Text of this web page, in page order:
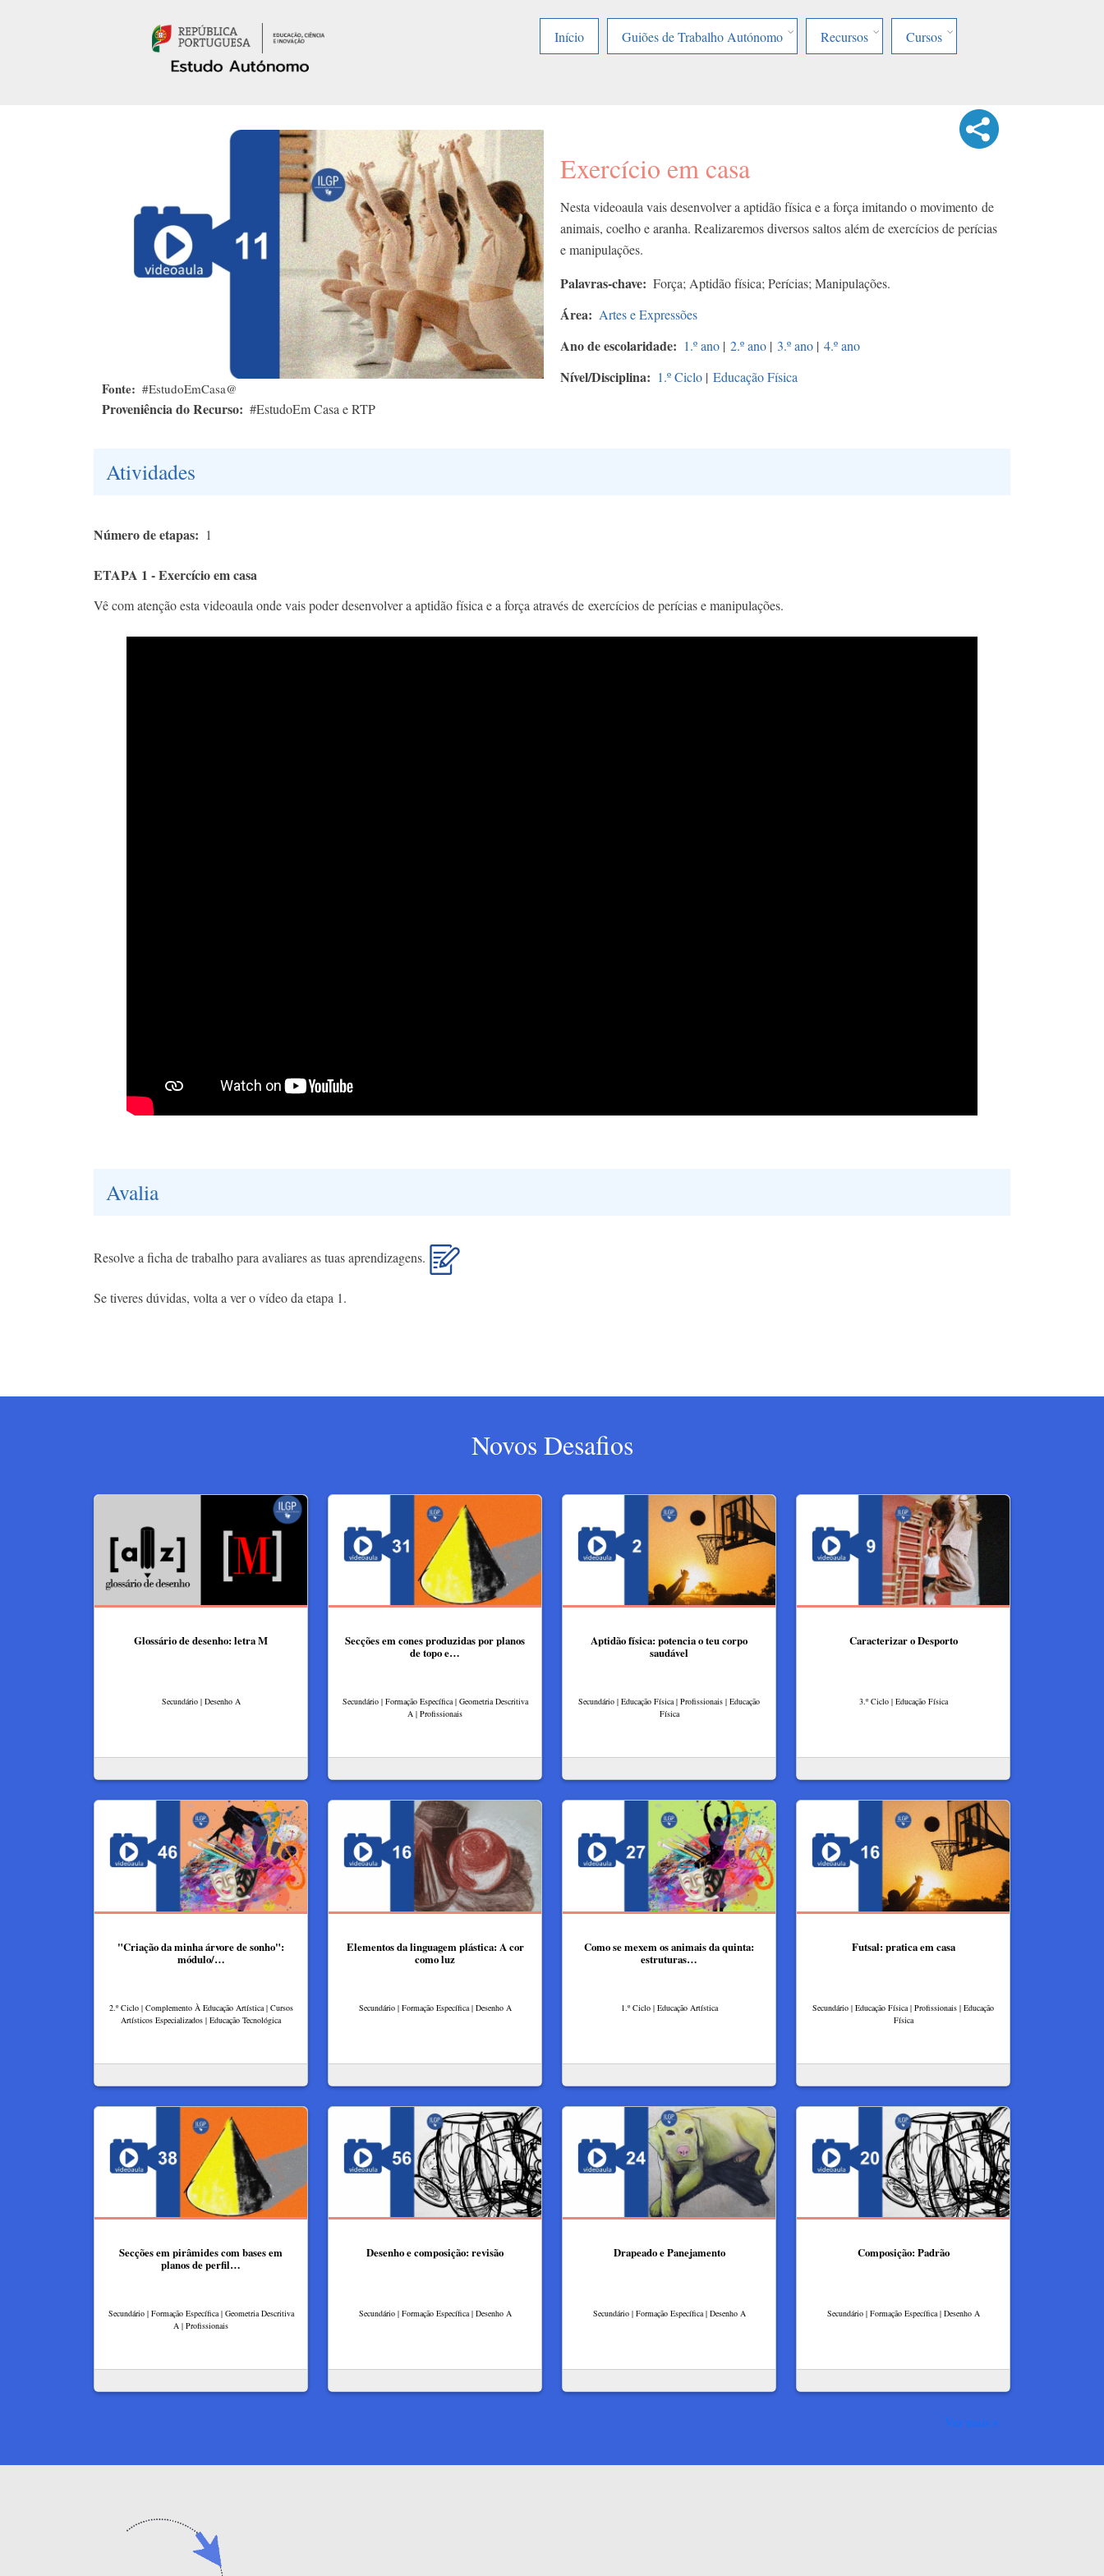
Início
Guiões de Trabalho Autónomo Recursos Cursos
Fonte #EstudoEmCasa@
Proveniência do Recurso #EstudoEm Casa e RTP
Exercício em casa
Nesta videoaula vais desenvolver a aptidão física e a força imitando o movimento de
animais, coelho e aranha. Realizaremos diversos saltos além de exercícios de perícias
e manipulações.
Palavras-chave Força; Aptidão física; Perícias; Manipulações.
Área Artes e Expressões
Ano de escolaridade 1.º ano | 2.º ano | 3.º ano | 4.º ano
Nível/Disciplina 1.º Ciclo | Educação Física
Atividades
Número de etapas 1
ETAPA 1 - Exercício em casa
Vê com atenção esta videoaula onde vais poder desenvolver a aptidão física e a força através de exercícios de perícias e manipulações.
Avalia
Resolve a ficha de trabalho para avaliares as tuas aprendizagens.
Se tiveres dúvidas, volta a ver o vídeo da etapa 1.
Novos Desafios
Glossário de desenho: letra M
Secundário | Desenho A
Secções em cones produzidas por planos
de topo e…
Secundário | Formação Específica | Geometria Descritiva
A | Profissionais
Aptidão física: potencia o teu corpo
saudável
Secundário | Educação Física | Profissionais | Educação
Física
Caracterizar o Desporto
3.º Ciclo | Educação Física
"Criação da minha árvore de sonho":
módulo/…
2.º Ciclo | Complemento À Educação Artística | Cursos
Artísticos Especializados | Educação Tecnológica
Elementos da linguagem plástica: A cor
como luz
Secundário | Formação Específica | Desenho A
Como se mexem os animais da quinta:
estruturas…
1.º Ciclo | Educação Artística
Futsal: pratica em casa
Secundário | Educação Física | Profissionais | Educação
Física
Secções em pirâmides com bases em
planos de perfil…
Secundário | Formação Específica | Geometria Descritiva
A | Profissionais
Desenho e composição: revisão
Secundário | Formação Específica | Desenho A
Drapeado e Panejamento
Secundário | Formação Específica | Desenho A
Composição: Padrão
Secundário | Formação Específica | Desenho A
Ver mais